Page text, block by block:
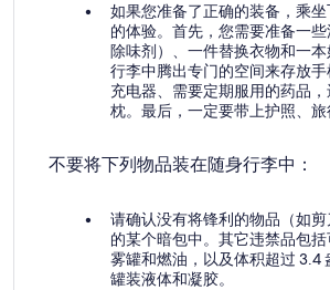
如果您准备了正确的装备，乘
的体验。首先，您需要准备一
除味剂）、一件替换衣物和一
行李中腾出专门的空间来存放手
充电器、需要定期服用的药品
枕。最后，一定要带上护照、旅
不要将下列物品装在随身行李中：
请确认没有将锋利的物品（如
的某个暗包中。其它违禁品包
雾罐和燃油，以及体积超过 3.4
罐装液体和凝胶。